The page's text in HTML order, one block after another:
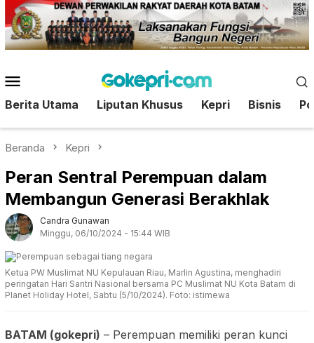
Loncat
ke
konten
Mobile
Berita Utama Liputan Khusus Kepri Bisnis
Beranda Kepri
Peran Sentral Perempuan dalam
Membangun Generasi Berakhlak
Candra Gunawan
Minggu, 06/10/2024 - 15:44 WIB
Ketua PW Muslimat NU Kepulauan Riau, Marlin Agustina, menghadiri
peringatan Hari Santri Nasional bersama PC Muslimat NU Kota Batam di
Planet Holiday Hotel, Sabtu (5/10/2024). Foto: istimewa
BATAM (gokepri) – Perempuan memiliki peran kunci